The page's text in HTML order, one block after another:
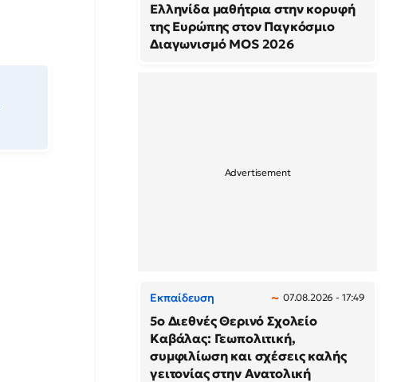
Ελληνίδα μαθήτρια στην κορυφή
της Ευρώπης στον Παγκόσμιο
Διαγωνισμό MOS 2026
Εκπαίδευση 07.08.2026 - 17:49
5ο Διεθνές Θερινό Σχολείο
Καβάλας: Γεωπολιτική,
συμφιλίωση και σχέσεις καλής
γειτονίας στην Ανατολική